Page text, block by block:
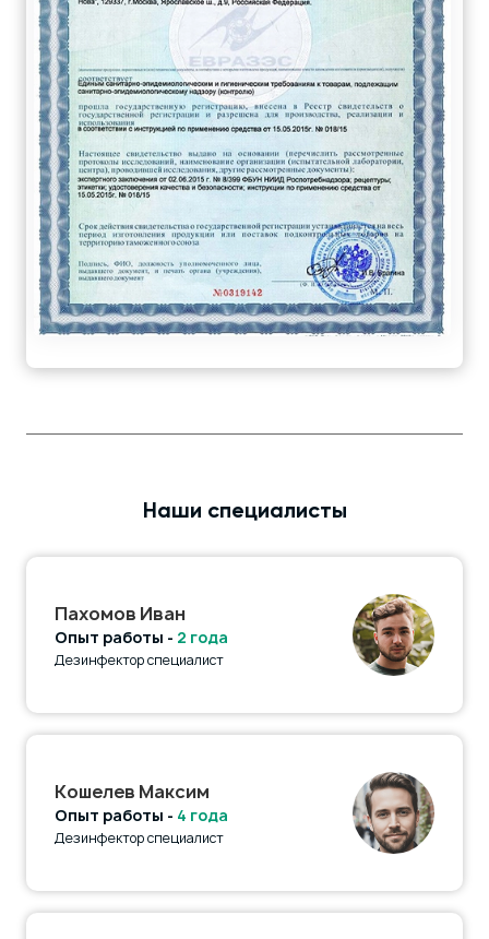
Наши специалисты
Пахомов Иван
Опыт работы - 2 года
Дезинфектор специалист
Кошелев Максим
Опыт работы - 4 года
Дезинфектор специалист